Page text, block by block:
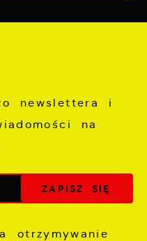
newslettera i
na
otrzymywanie